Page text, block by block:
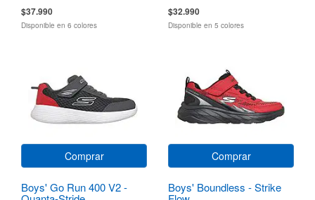
$37.990
Disponible en 6 colores
$32.990
Disponible en 5 colores
Comprar
Boys' Go Run 400 V2 -
Comprar
Boys' Boundless - Strike